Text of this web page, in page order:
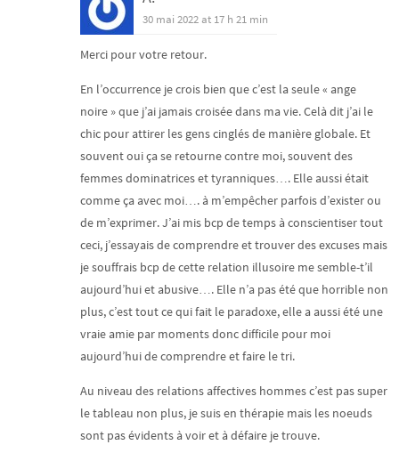
30 mai 2022 at 17 h 21 min
Merci pour votre retour.
En l’occurrence je crois bien que c’est la seule « ange
noire » que j’ai jamais croisée dans ma vie. Celà dit j’ai le
chic pour attirer les gens cinglés de manière globale. Et
souvent oui ça se retourne contre moi, souvent des
femmes dominatrices et tyranniques…. Elle aussi était
comme ça avec moi…. à m’empêcher parfois d’exister ou
de m’exprimer. J’ai mis bcp de temps à conscientiser tout
ceci, j’essayais de comprendre et trouver des excuses mais
je souffrais bcp de cette relation illusoire me semble-t’il
aujourd’hui et abusive…. Elle n’a pas été que horrible non
plus, c’est tout ce qui fait le paradoxe, elle a aussi été une
vraie amie par moments donc difficile pour moi
aujourd’hui de comprendre et faire le tri.
Au niveau des relations affectives hommes c’est pas super
le tableau non plus, je suis en thérapie mais les noeuds
sont pas évidents à voir et à défaire je trouve.